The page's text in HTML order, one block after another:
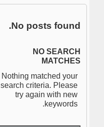
No posts found.
NO SEARCH
MATCHES
Nothing matched your
search criteria. Please
try again with new
keywords.